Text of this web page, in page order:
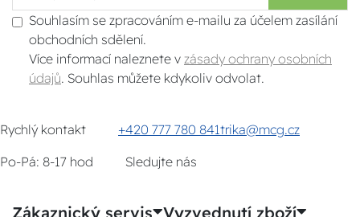
Souhlasím se zpracováním e-mailu za účelem zasílání
obchodních sdělení.
Více informací naleznete v zásady ochrany osobních
údajů . Souhlas můžete kdykoliv odvolat.
Rychlý kontakt +420 777 780 841trika@mcg.cz
Po-Pá: 8-17 hod
Sledujte nás
Zákaznický servis Vyzvednutí zboží